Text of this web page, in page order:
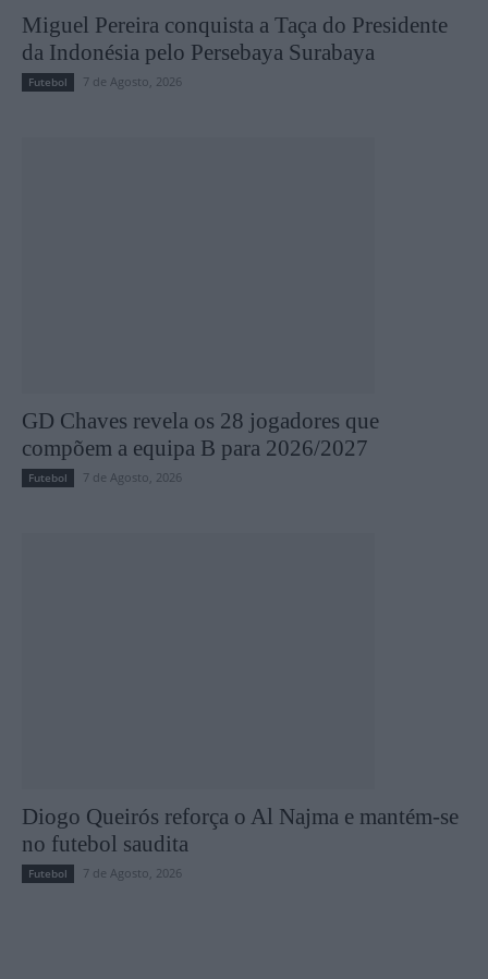
Miguel Pereira conquista a Taça do Presidente
da Indonésia pelo Persebaya Surabaya
Futebol 7 de Agosto, 2026
GD Chaves revela os 28 jogadores que
compõem a equipa B para 2026/2027
Futebol 7 de Agosto, 2026
Diogo Queirós reforça o Al Najma e mantém-se
no futebol saudita
Futebol 7 de Agosto, 2026